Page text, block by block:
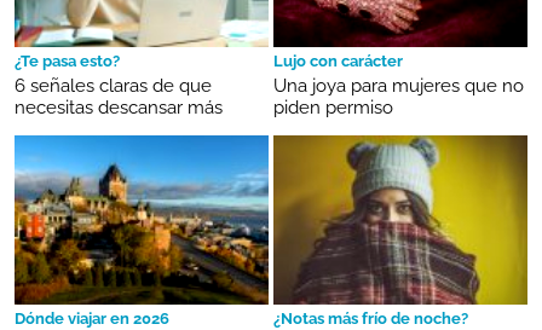
¿Te pasa esto?
6 señales claras de que
necesitas descansar más
Lujo con carácter
Una joya para mujeres que no
piden permiso
Dónde viajar en 2026 ¿Notas más frío de noche?